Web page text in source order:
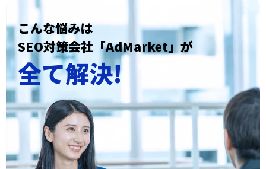
こんな悩みは
SEO対策会社「AdMarket」が
全て解決!